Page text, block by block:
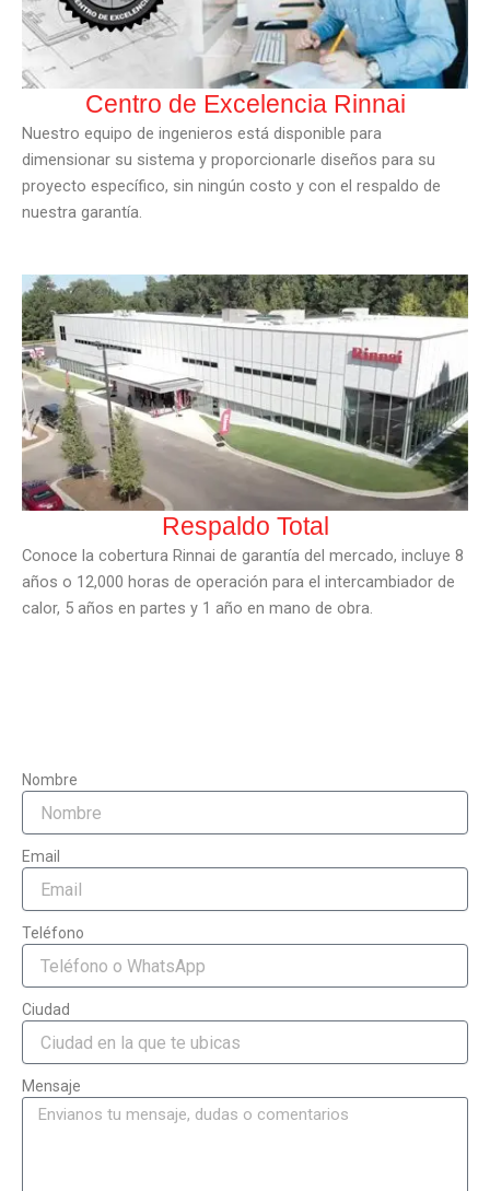
Centro de Excelencia Rinnai
Nuestro equipo de ingenieros está disponible para
dimensionar su sistema y proporcionarle diseños para su
proyecto específico, sin ningún costo y con el respaldo de
nuestra garantía.
Respaldo Total
Conoce la cobertura Rinnai de garantía del mercado, incluye 8
años o 12,000 horas de operación para el intercambiador de
calor, 5 años en partes y 1 año en mano de obra.
Nombre
Email
Teléfono
Ciudad
Mensaje